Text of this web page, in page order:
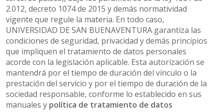
2.012, decreto 1074 de 2015 y demás normatividad
vigente que regule la materia. En todo caso,
UNIVERSIDAD DE SAN BUENAVENTURA garantiza las
condiciones de seguridad, privacidad y demás principios
que impliquen el tratamiento de datos personales
acorde con la legislación aplicable. Esta autorización se
mantendrá por el tiempo de duración del vínculo o la
prestación del servicio y por el tiempo de duración de la
sociedad responsable, conforme lo establecido en sus
manuales y política de tratamiento de datos